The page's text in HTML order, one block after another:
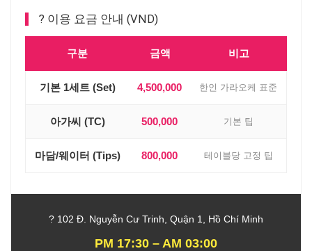
? 이용 요금 안내 (VND)
구분 금액 비고
기본 1세트 (Set) 4,500,000 한인 가라오케 표준
아가씨 (TC) 500,000 기본 팁
마담/웨이터 (Tips) 800,000 테이블당 고정 팁
? 102 Đ. Nguyễn Cư Trinh, Quận 1, Hồ Chí Minh
PM 17:30 – AM 03:00